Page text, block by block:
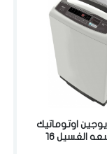
اوتوماتيك
تعبئه علويه سعه الغسيل 16